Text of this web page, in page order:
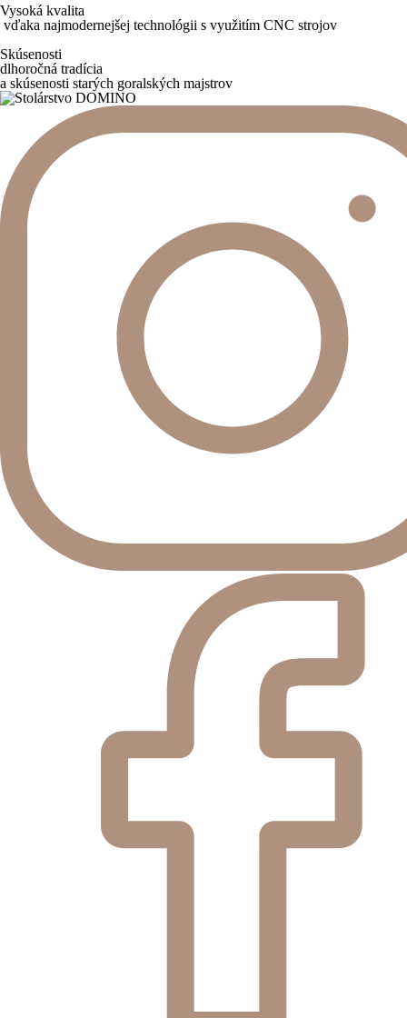
Vysoká kvalita
vďaka najmodernejšej technológii s využitím CNC strojov
Skúsenosti
dlhoročná tradícia
a skúsenosti starých goralských majstrov